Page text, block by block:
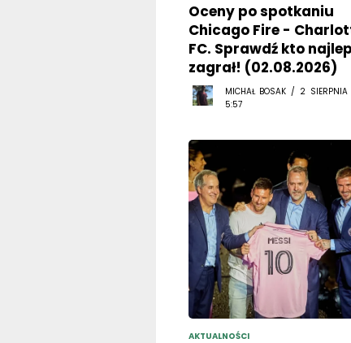
Oceny po spotkaniu
Chicago Fire -
FC. Sprawdź kto
zagrał! (02.08.2026)
MICHAŁ BOSAK / 2
5:57
AKTUALNOŚCI